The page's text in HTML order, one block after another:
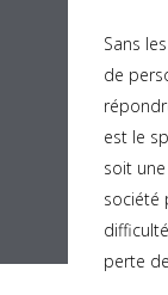
Sans
de
est le
soit
société
perte